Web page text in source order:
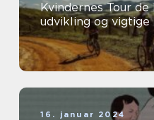
Kvindernes Tour
udvikling og
16. januar 2024